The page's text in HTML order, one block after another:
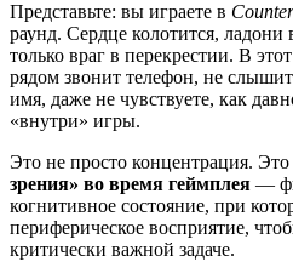
Представьте: вы играете в
раунд. Сердце колотится,
только враг в перекрестии. В
рядом звонит телефон, не
имя, даже не чувствуете, как
«внутри» игры.
Это не просто концентрация. Это
зрения» во время геймплея —
когнитивное состояние, при
периферическое восприятие,
критически важной задаче.